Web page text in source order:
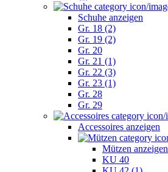
Schuhe anzeigen
Gr. 18 (2)
Gr. 19 (2)
Gr. 20
Gr. 21 (1)
Gr. 22 (3)
Gr. 23 (1)
Gr. 28
Gr. 29
Accessoires anzeigen
Mützen anzeigen
KU 40